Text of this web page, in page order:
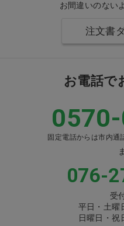
お間違いのない
注文書
お電話で
固定電話からは市内通
076-
受
平日・土
日曜日・